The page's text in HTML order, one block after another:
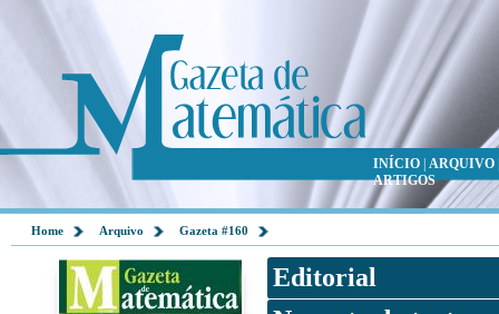
INÍCIO ARQUIVO
ARTIGOS
Home Arquivo Gazeta #160
Editorial